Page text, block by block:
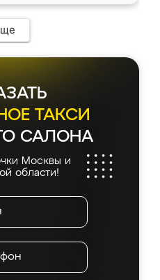
свое место без
Качеством осталась
так, как и ожидала.
ТАКСИ
САЛОНА
Москвы и
области!